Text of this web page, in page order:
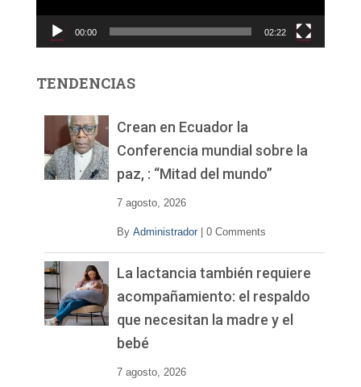
c
d
00:00 02:22
TENDENCIAS
Crean en Ecuador la
Conferencia mundial sobre la
paz, : “Mitad del mundo”
7 agosto, 2026
By Administrador 0 Comments
La lactancia también requiere
acompañamiento: el respaldo
que necesitan la madre y el
bebé
7 agosto, 2026